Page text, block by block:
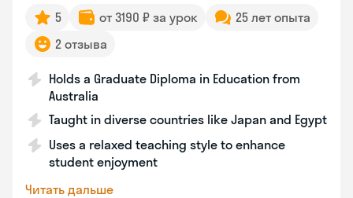
5 от 3190 ₽ за урок
25 лет опыта
2 отзыва
Holds a Graduate Diploma in Education from
Australia
Taught in diverse countries like Japan and Egypt
Uses a relaxed teaching style to enhance
student enjoyment
Читать дальше